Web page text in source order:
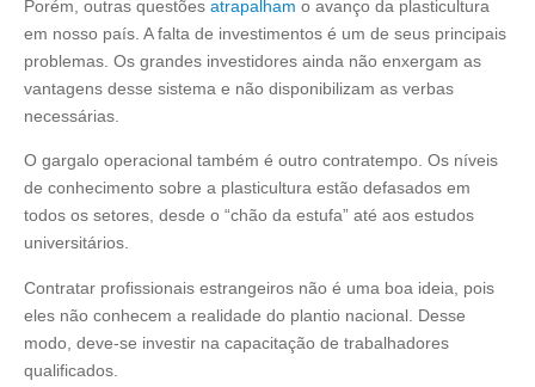
Porém, outras questões atrapalham o avanço da plasticultura
em nosso país. A falta de investimentos é um de seus principais
problemas. Os grandes investidores ainda não enxergam as
vantagens desse sistema e não disponibilizam as verbas
necessárias.
O gargalo operacional também é outro contratempo. Os níveis
de conhecimento sobre a plasticultura estão defasados em
todos os setores, desde o “chão da estufa” até aos estudos
universitários.
Contratar profissionais estrangeiros não é uma boa ideia, pois
eles não conhecem a realidade do plantio nacional. Desse
modo, deve-se investir na capacitação de trabalhadores
qualificados.